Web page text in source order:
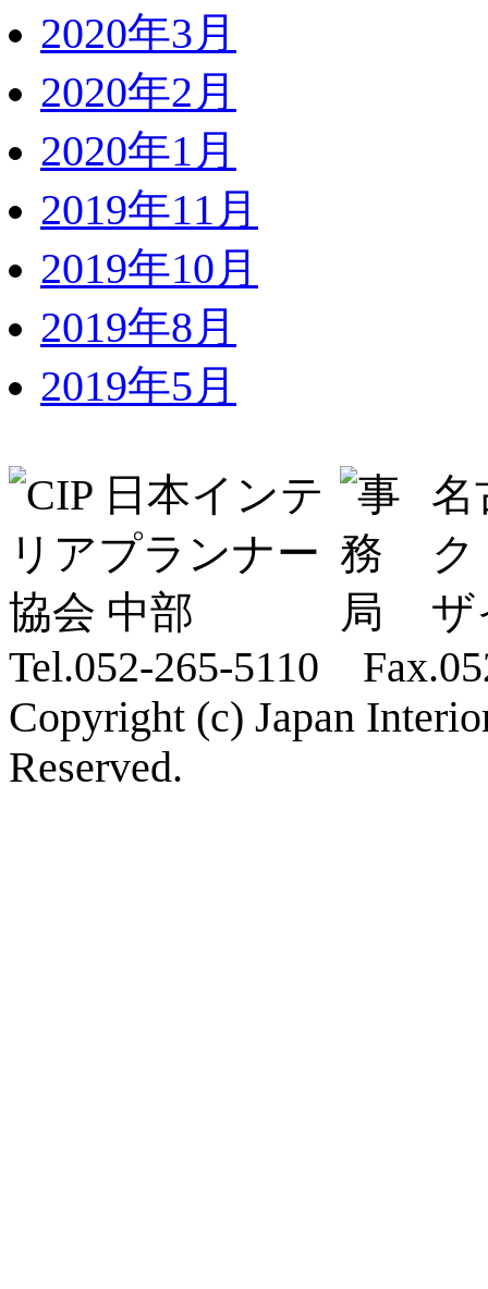
2020年3月
2020年2月
2020年1月
2019年11月
2019年10月
2019年8月
2019年5月
名
ザ
Tel.052-265-5110
Copyright (c) Japan
Reserved.